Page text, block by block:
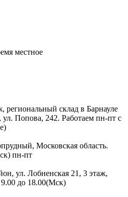
местное
региональный склад в Барнауле
ул. Попова, 242. Работаем пн-пт с
Московская область.
пн-пт
ул. Лобненская 21​, 3 этаж,
до 18.00(Мск)